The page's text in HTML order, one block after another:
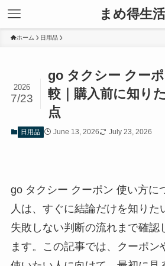
まめ得生活
ホーム 日用品
go タクシー クー
較｜購入前に知り
点
2026
7/23
日用品 June 13, 2026 July 23, 2026
go タクシー クーポン 使い方に
人は、すぐに結論だけを知りた
失敗しない判断の流れまで確認
ます。この記事では、クーポン